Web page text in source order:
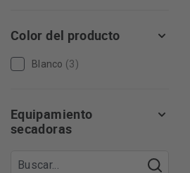
Color del producto
Blanco (3)
Equipamiento
secadoras